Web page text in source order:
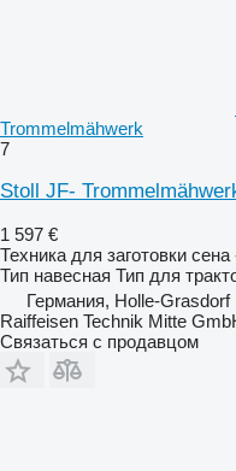
Trommelmähwerk
7
Stoll JF-
1 597 €
Техника для заготовки
Тип навесная Тип для
Германия, Holle-Grasdorf
Raiffeisen Technik Mitte
Связаться с продавцом